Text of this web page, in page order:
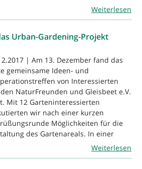
Weiterlesen
Urban-Gardening-Projekt
| Am 13. Dezember fand das
gemeinsame Ideen- und
von Interessierten
NaturFreunden und Gleisbeet e.V.
Mit 12 Garteninteressierten
wir nach einer kurzen
Möglichkeiten für die
des Gartenareals. In einer
Weiterlesen